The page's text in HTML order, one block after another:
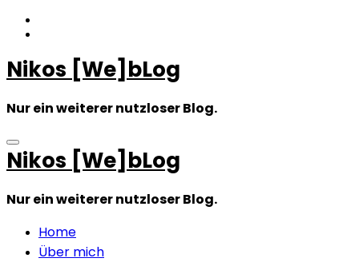
Zum
Inhalt
Nikos [We]bLog
Nur ein weiterer nutzloser Blog.
Nikos [We]bLog
Nur ein weiterer nutzloser Blog.
Home
Über mich